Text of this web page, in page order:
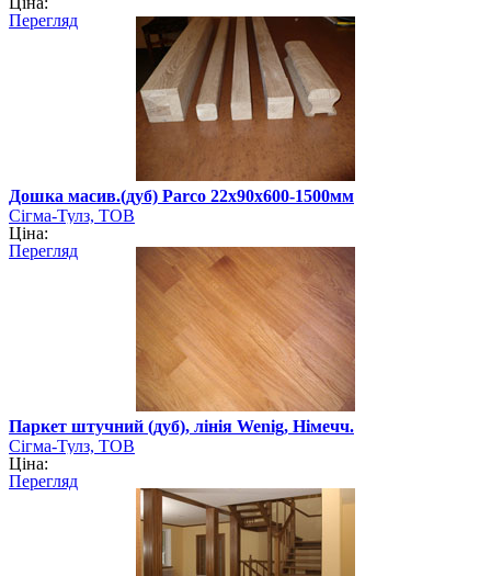
Перегляд
Дошка масив.(дуб) Parco 22х90х600-1500мм
Сігма-Тулз, ТОВ
Ціна:
Перегляд
Паркет штучний (дуб), лінія Wenig, Німечч.
Сігма-Тулз, ТОВ
Ціна:
Перегляд